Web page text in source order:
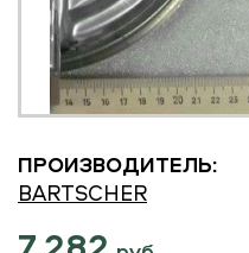
ПРОИЗВОДИТЕЛЬ:
BARTSCHER